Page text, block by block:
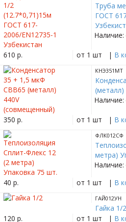
Труба
ГОСТ
610 р. от 1 шт | В
Наличие:
КНЭ351МТ
350 р. от 1 шт | В
Наличие:
ФЛК012СФ
метра)
40 р. от 1 шт | В
Наличие:
ГАЙ012УН
Гайка 1/2
120 р.
от 1 шт | В